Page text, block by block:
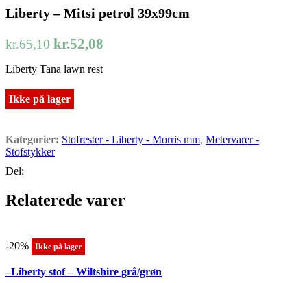
pris
Liberty – Mitsi petrol 39x99cm
kr.65,10 Den
pris
var:
kr.65,10.
kr.52,08
pris
Liberty Tana lawn rest
Ikke på lager
Kategorier: Stofrester - Liberty - Morris mm, Metervarer -
Stofstykker
Del:
Relaterede varer
-20% Ikke på lager
–Liberty stof – Wiltshire grå/grøn